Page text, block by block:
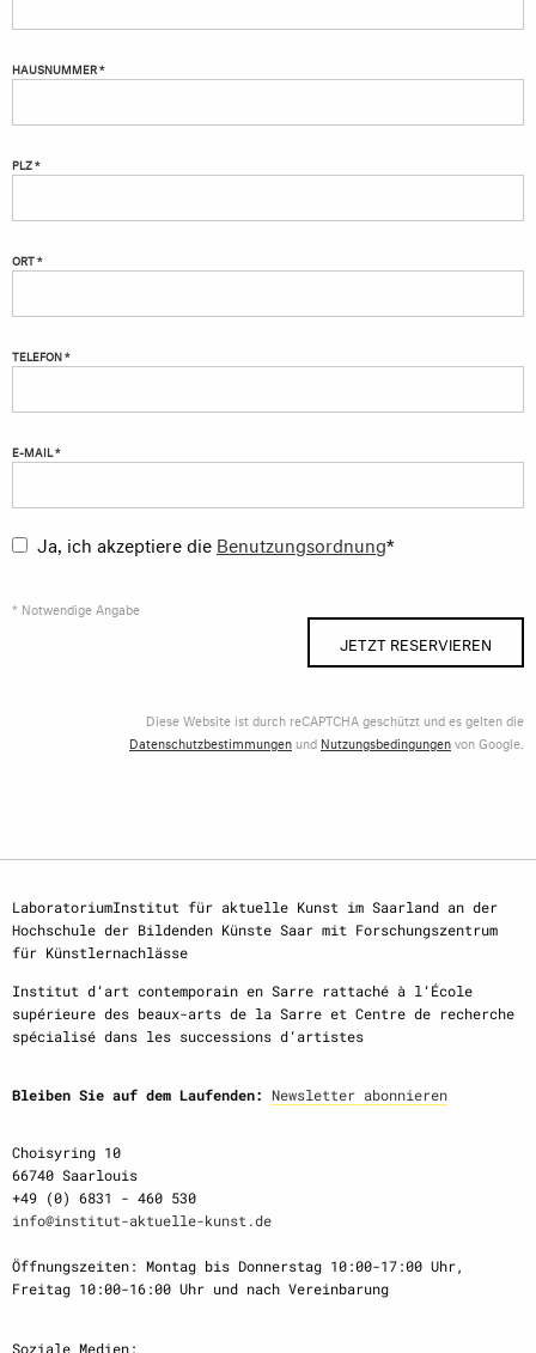
HAUSNUMMER *
PLZ *
ORT *
TELEFON *
E-MAIL *
Ja, ich akzeptiere die Benutzungsordnung*
* Notwendige Angabe
JETZT RESERVIEREN
Diese Website ist durch reCAPTCHA geschützt und es gelten die
Datenschutzbestimmungen und Nutzungsbedingungenvon Google.
LaboratoriumInstitut für aktuelle Kunst im Saarland an der
Hochschule der Bildenden Künste Saar mit Forschungszentrum
für Künstlernachlässe
Institut d‘art contemporain en Sarre rattaché à l‘École
supérieure des beaux-arts de la Sarre et Centre de recherche
spécialisé dans les successions d‘artistes
Bleiben Sie auf dem Laufenden: Newsletter abonnieren
Choisyring 10
66740 Saarlouis
+49 (0) 6831 - 460 530
info@institut-aktuelle-kunst.de
Öffnungszeiten: Montag bis Donnerstag 10:00-17:00 Uhr,
Freitag 10:00-16:00 Uhr und nach Vereinbarung
Soziale Medien: